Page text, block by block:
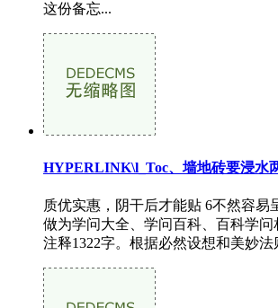
这份备忘...
HYPERLINK\l_Toc、墙地砖要浸水
质优实惠，阴干后才能贴 6不然容易
做为学问大全、学问百科、百科学问
注释1322字。根据必然设想和美妙法